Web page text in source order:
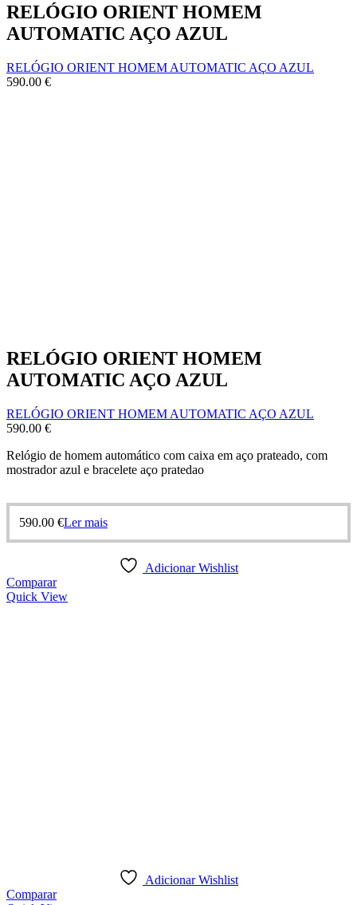
RELÓGIO ORIENT HOMEM
AUTOMATIC AÇO AZUL
RELÓGIO ORIENT HOMEM AUTOMATIC AÇO AZUL
590.00 €
RELÓGIO ORIENT HOMEM
AUTOMATIC AÇO AZUL
RELÓGIO ORIENT HOMEM AUTOMATIC AÇO AZUL
590.00 €
Relógio de homem automático com caixa em aço prateado, com
mostrador azul e bracelete aço pratedao
590.00 €Ler mais
Adicionar Wishlist
Comparar
Quick View
Adicionar Wishlist
Comparar